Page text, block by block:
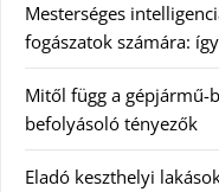
Mesterséges
fogászatok számára:
Mitől függ a gépjármű-
befolyásoló tényezők
Eladó keszthelyi